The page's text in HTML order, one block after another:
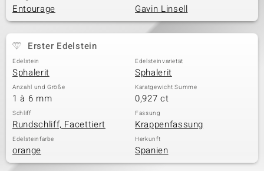
Entourage Gavin Linsell
Erster Edelstein
Edelstein
Sphalerit
Edelsteinvarietät
Sphalerit
Anzahl und Größe
1 à 6 mm
Karatgewicht Summe
0,927 ct
Schliff
Rundschliff, Facettiert
Fassung
Krappenfassung
Edelsteinfarbe
orange
Herkunft
Spanien